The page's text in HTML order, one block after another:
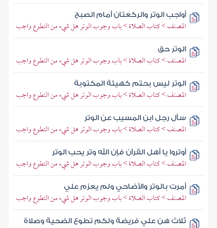
أواجب الوتر والركعتان أمام الصبح
المصنف > كتاب الصلاة > باب وجوب الوتر هل شيء من التطوع واجب
الوتر حق
المصنف > كتاب الصلاة > باب وجوب الوتر هل شيء من التطوع واجب
الوتر ليس بحتم كهيئة المكتوبة
المصنف > كتاب الصلاة > باب وجوب الوتر هل شيء من التطوع واجب
سأل رجل ابن المسيب عن الوتر
المصنف > كتاب الصلاة > باب وجوب الوتر هل شيء من التطوع واجب
أوتروا يا أهل القرآن فإن الله وتر يحب الوتر
المصنف > كتاب الصلاة > باب وجوب الوتر هل شيء من التطوع واجب
أمرت بالوتر والأضاحي ولم يعزم علي
المصنف > كتاب الصلاة > باب وجوب الوتر هل شيء من التطوع واجب
ثلاث هن علي فريضة ولكم تطوع الضحية وصلاة